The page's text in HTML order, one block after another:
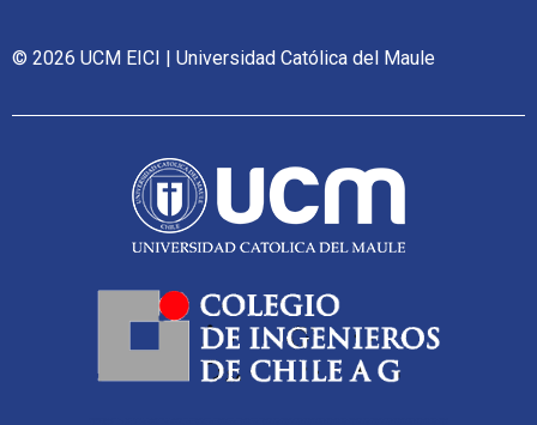
© 2026 UCM EICI | Universidad Católica del Maule